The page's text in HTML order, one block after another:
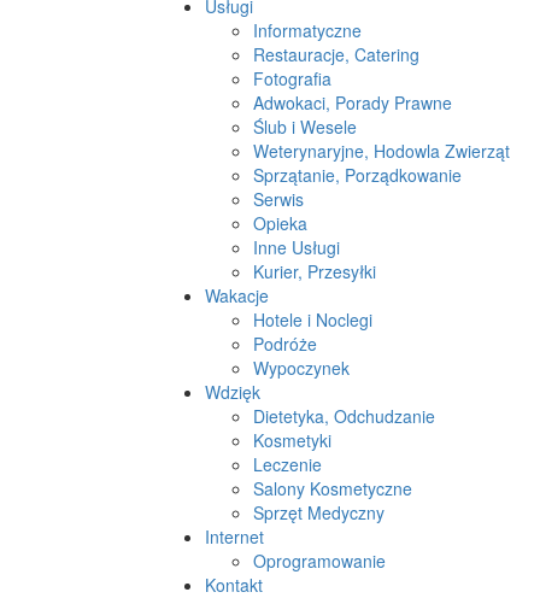
Usługi
Informatyczne
Restauracje, Catering
Fotografia
Adwokaci, Porady Prawne
Ślub i Wesele
Weterynaryjne, Hodowla Zwierząt
Sprzątanie, Porządkowanie
Serwis
Opieka
Inne Usługi
Kurier, Przesyłki
Wakacje
Hotele i Noclegi
Podróże
Wypoczynek
Wdzięk
Dietetyka, Odchudzanie
Kosmetyki
Leczenie
Salony Kosmetyczne
Sprzęt Medyczny
Internet
Oprogramowanie
Kontakt